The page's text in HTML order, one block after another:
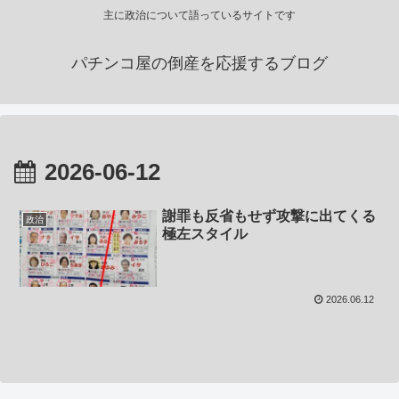
主に政治について語っているサイトです
パチンコ屋の倒産を応援するブログ
2026-06-12
政治
謝罪も反省もせず攻撃に出てくる
極左スタイル
2026.06.12